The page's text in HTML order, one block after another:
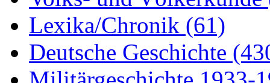
Lexika/Chronik (61)
Deutsche Geschichte